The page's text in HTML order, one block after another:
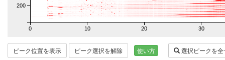
0 10 20 30
200
ピーク位置を表示 ピーク選択を解除 使い方 選択ピークを